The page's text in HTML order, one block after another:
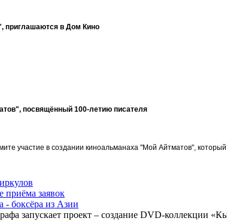
приглашаются в Дом Кино
посвящённый 100-летию писателя
участие в создании киноальманаха "Мой Айтматов",
приёма заявок
- боксёра из Азии
запускает проект – создание DVD-коллекции